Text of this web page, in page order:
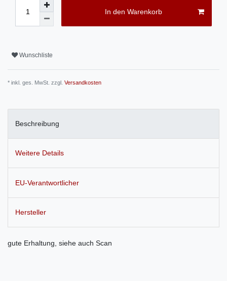
In den Warenkorb
Wunschliste
* inkl. ges. MwSt. zzgl. Versandkosten
Beschreibung
Weitere Details
EU-Verantwortlicher
Hersteller
gute Erhaltung, siehe auch Scan